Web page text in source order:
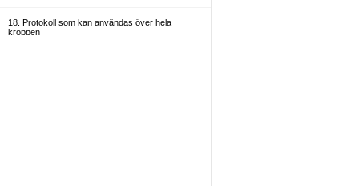
18. Protokoll som kan användas över hela
kroppen